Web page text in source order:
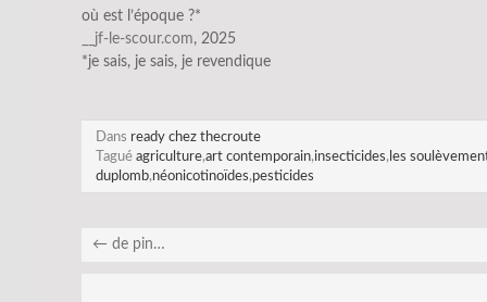
où est l’époque ?*
__jf-le-scour.com, 2025
*je sais, je sais, je revendique
Dans ready chez thecroute
Tagué agriculture,art contemporain,insecticides, les
duplomb,néonicotinoïdes,pesticides
← de pin…